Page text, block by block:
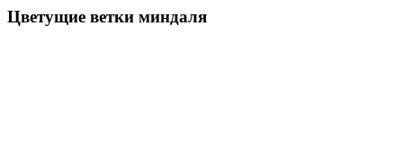
Цветущие ветки миндаля